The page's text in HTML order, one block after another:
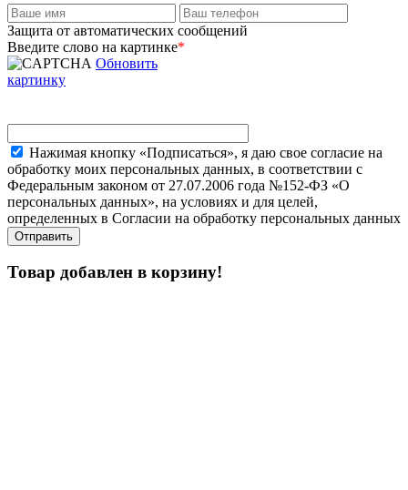
Защита от автоматических сообщений
Введите слово на картинке*
Обновить
картинку
Нажимая кнопку «Подписаться», я даю свое согласие на
обработку моих персональных данных, в соответствии с
Федеральным законом от 27.07.2006 года №152-ФЗ «О
персональных данных», на условиях и для целей,
определенных в Согласии на обработку персональных данных
Товар добавлен в корзину!